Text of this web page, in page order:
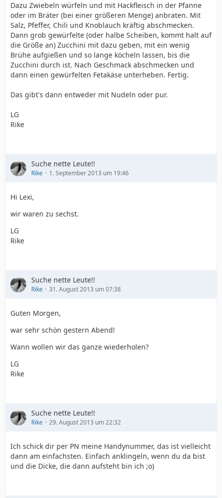
Dazu Zwiebeln würfeln und mit Hackfleisch in der Pfanne
oder im Bräter (bei einer größeren Menge) anbraten. Mit
Salz, Pfeffer, Chili und Knoblauch kräftig abschmecken.
Dann grob gewürfelte (oder halbe Scheiben, kommt halt auf
die Größe an) Zucchini mit dazu geben, mit ein wenig
Brühe aufgießen und so lange köcheln lassen, bis die
Zucchini durch ist. Nach Geschmack abschmecken und
dann einen gewürfelten Fetakäse unterheben. Fertig.
Das gibt's dann entweder mit Nudeln oder pur.
LG
Rike
Suche nette Leute!!
Rike 1. September 2013 um 19:46
Hi Lexi,
wir waren zu sechst.
LG
Rike
Suche nette Leute!!
Rike 31. August 2013 um 07:38
Guten Morgen,
war sehr schön gestern Abend!
Wann wollen wir das ganze wiederholen?
LG
Rike
Suche nette Leute!!
Rike 29. August 2013 um 22:32
Ich schick dir per PN meine Handynummer, das ist vielleicht
dann am einfachsten. Einfach anklingeln, wenn du da bist
und die Dicke, die dann aufsteht bin ich ;o)